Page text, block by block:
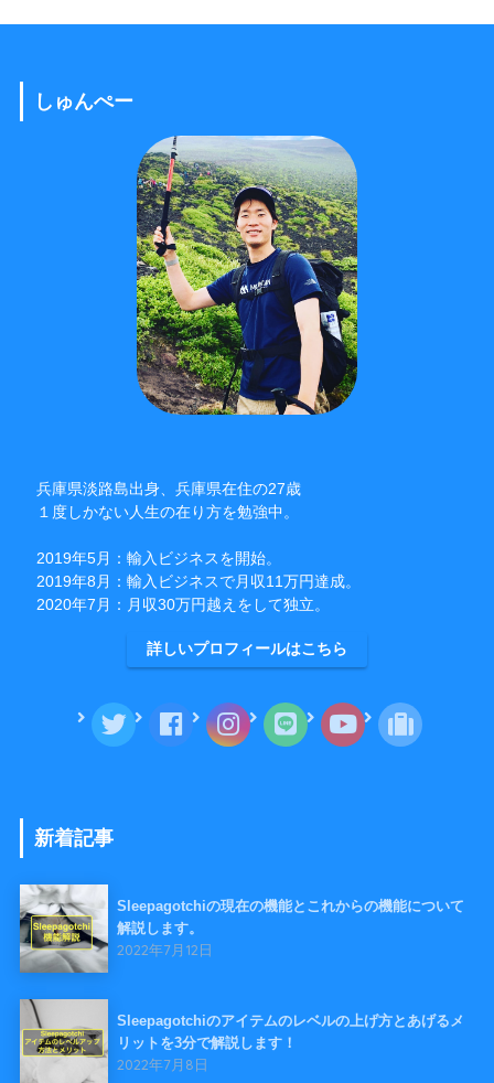
しゅんぺー
兵庫県淡路島出身、兵庫県在住の27歳
１度しかない人生の在り方を勉強中。
2019年5月：輸入ビジネスを開始。
2019年8月：輸入ビジネスで月収11万円達成。
2020年7月：月収30万円越えをして独立。
詳しいプロフィールはこちら
新着記事
Sleepagotchiの現在の機能とこれからの機能について
解説します。
2022年7月12日
Sleepagotchiのアイテムのレベルの上げ方とあげるメ
リットを3分で解説します！
2022年7月8日